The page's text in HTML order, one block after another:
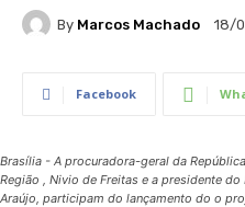
By Marcos Machado 18/
Facebook
Brasília - A procuradora-geral da
Região , Nivio de Freitas e a presidente do
Araújo, participam do lançamento do o